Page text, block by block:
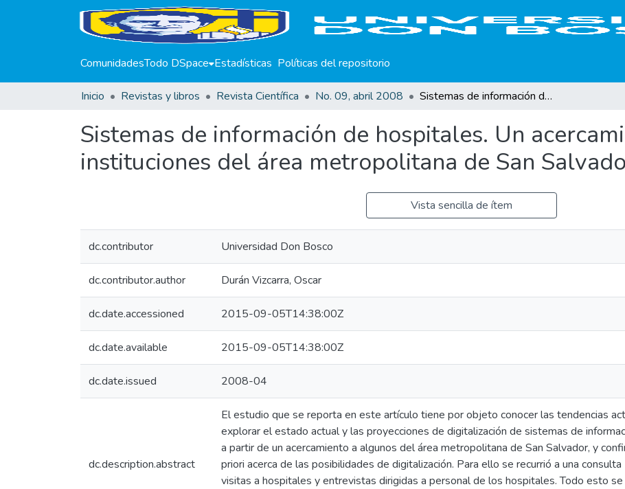
ComunidadesTodo DSpace Estadísticas Políticas del repositorio
Inicio Revistas y libros Revista Científica No. 09, abril 2008 Sistemas de información de hospitales. Un acercamiento a su uso en instituciones del área metropolitana de San Salvador
Sistemas de información de hospitales. Un
instituciones del área metropolitana de San
Vista sencilla de ítem
dc.contributor Universidad Don Bosco
dc.contributor.author Durán Vizcarra, Oscar
dc.date.accessioned 2015-09-05T14:38:00Z
dc.date.available 2015-09-05T14:38:00Z
dc.date.issued 2008-04
dc.description.abstract
El estudio que se reporta en este artículo tiene por objeto conocer las tendencias
explorar el estado actual y las proyecciones de digitalización de sistemas de
a partir de un acercamiento a algunos del área metropolitana de San Salvador, y
priori acerca de las posibilidades de digitalización. Para ello se recurrió a una
visitas a hospitales y entrevistas dirigidas a personal de los hospitales. Todo esto se